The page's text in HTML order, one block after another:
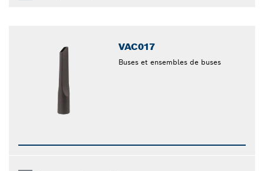
VAC017
Buses et ensembles de buses